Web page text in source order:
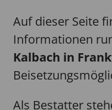
Auf dieser Seite
Informationen
Kalbach in
Als Bestatter